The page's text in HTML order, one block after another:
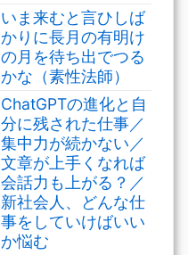
いま来むと言ひしば
かりに長月の有明け
の月を待ち出でつる
かな（素性法師）
ChatGPTの進化と自
分に残された仕事／
集中力が続かない／
文章が上手くなれば
会話力も上がる？／
新社会人、どんな仕
事をしていけばいい
か悩む